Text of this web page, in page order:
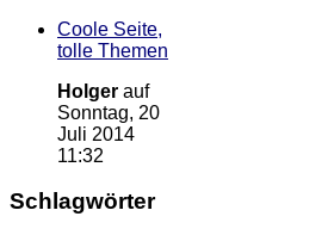
Coole Seite,
tolle Themen
Holger auf
Sonntag, 20
Juli 2014
11:32
Schlagwörter